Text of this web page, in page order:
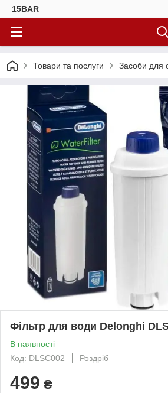
15BAR
Товари та послуги Засоби для
Фільтр для води Delonghi
В наявності
Код: DLSC002
Роздріб
499 ₴